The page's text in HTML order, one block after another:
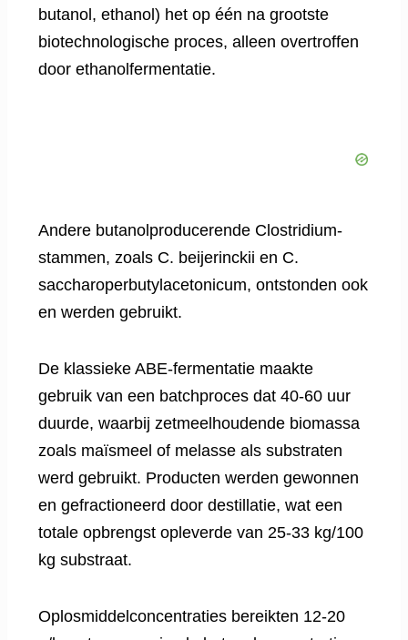
butanol, ethanol) het op één na grootste
biotechnologische proces, alleen overtroffen
door ethanolfermentatie.
Andere butanolproducerende Clostridium-
stammen, zoals C. beijerinckii en C.
saccharoperbutylacetonicum, ontstonden ook
en werden gebruikt.
De klassieke ABE-fermentatie maakte
gebruik van een batchproces dat 40-60 uur
duurde, waarbij zetmeelhoudende biomassa
zoals maïsmeel of melasse als substraten
werd gebruikt. Producten werden gewonnen
en gefractioneerd door destillatie, wat een
totale opbrengst opleverde van 25-33 kg/100
kg substraat.
Oplosmiddelconcentraties bereikten 12-20